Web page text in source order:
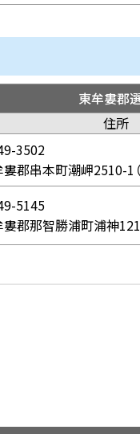
東牟婁郡
住所
3502
婁郡串本町潮岬
5145
婁郡那智勝浦